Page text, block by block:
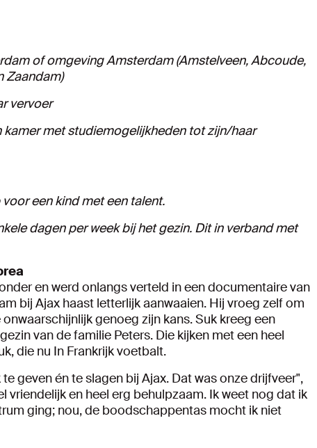
of omgeving Amsterdam (Amstelveen, Abcoude,
Zaandam)
vervoer
kamer met studiemogelijkheden tot zijn/haar
een kind met een talent.
dagen per week bij het gezin. Dit in verband met
en werd onlangs verteld in een documentaire van
bij Ajax haast letterlijk aanwaaien. Hij vroeg zelf om
genoeg zijn kans. Suk kreeg een
van de familie Peters. Die kijken met een heel
die nu In Frankrijk voetbalt.
geven én te slagen bij Ajax. Dat was onze drijfveer",
vriendelijk en heel erg behulpzaam. Ik weet nog dat ik
ging; nou, de boodschappentas mocht ik niet